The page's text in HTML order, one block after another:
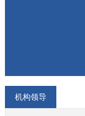
作交流等。
机构领导